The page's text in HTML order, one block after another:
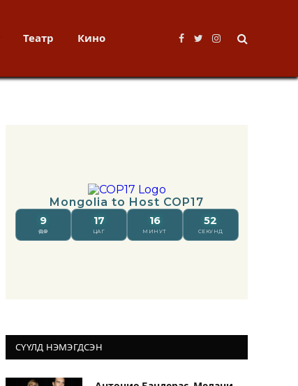
Театр Кино
Facebook
TwitterInstagram
СҮҮЛД НЭМЭГДСЭН